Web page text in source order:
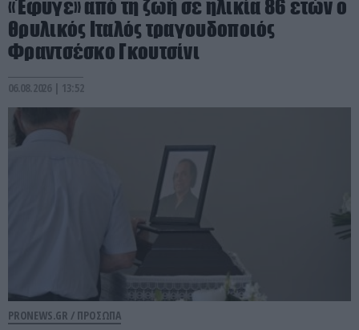
«Έφυγε» από τη ζωή σε ηλικία 86 ετών ο
θρυλικός Ιταλός τραγουδοποιός
Φραντσέσκο Γκουτσίνι
06.08.2026 | 13:52
PRONEWS.GR / ΠΡΟΣΩΠΑ